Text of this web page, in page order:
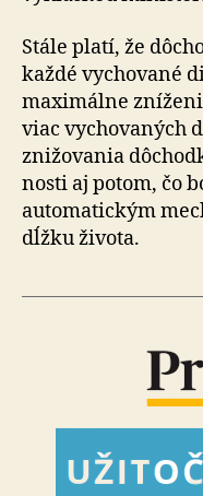
Stále platí, že
každé vy­cho­va­né
maximálne
viac vychovaných
znižovania
nos­ti aj potom, čo
au­to­ma­tic­kým
dĺžku života.